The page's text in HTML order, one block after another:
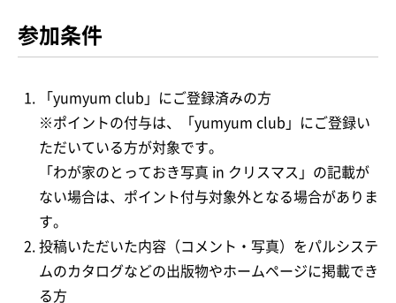
参加条件
「yumyum club」にご登録済みの方
※ポイントの付与は、「yumyum club」にご登録い
ただいている方が対象です。
「わが家のとっておき写真 in クリスマス」の記載が
ない場合は、ポイント付与対象外となる場合がありま
す。
投稿いただいた内容（コメント・写真）をパルシステ
ムのカタログなどの出版物やホームページに掲載でき
る方